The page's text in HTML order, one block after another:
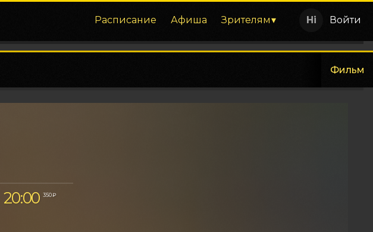
Расписание Афиша Зрителям Войти
Фильм
20:00 350 ₽